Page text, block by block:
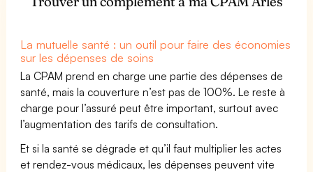
La mutuelle santé : un outil pour faire des économies
sur les dépenses de soins
La CPAM prend en charge une partie des dépenses de
santé, mais la couverture n’est pas de 100%. Le reste à
charge pour l’assuré peut être important, surtout avec
l’augmentation des tarifs de consultation.
Et si la santé se dégrade et qu’il faut multiplier les actes
et rendez-vous médicaux, les dépenses peuvent vite